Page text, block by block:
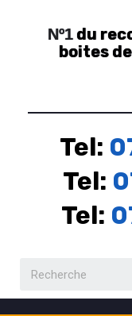
Nº1du
boites
Tel:
Tel:
Tel: